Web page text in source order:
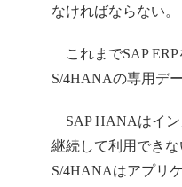
なければならない。
これまでSAP ERP
S/4HANAの専用デ
SAP HANAはイン
継続して利用でき
S/4HANAはアプリ